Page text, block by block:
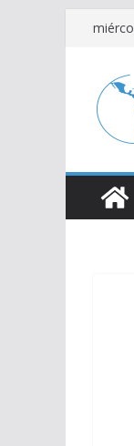
Saltar
contenido